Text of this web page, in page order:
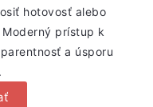
hotovosť alebo
prístup k
a úsporu